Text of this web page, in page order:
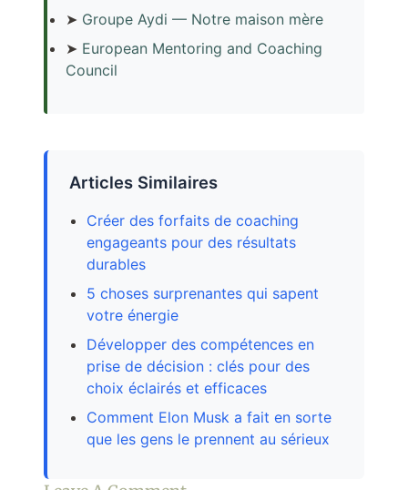
➤ Groupe Aydi — Notre maison mère
➤ European Mentoring and Coaching
Council
Articles Similaires
Créer des forfaits de coaching
engageants pour des résultats
durables
5 choses surprenantes qui sapent
votre énergie
Développer des compétences en
prise de décision : clés pour des
choix éclairés et efficaces
Comment Elon Musk a fait en sorte
que les gens le prennent au sérieux